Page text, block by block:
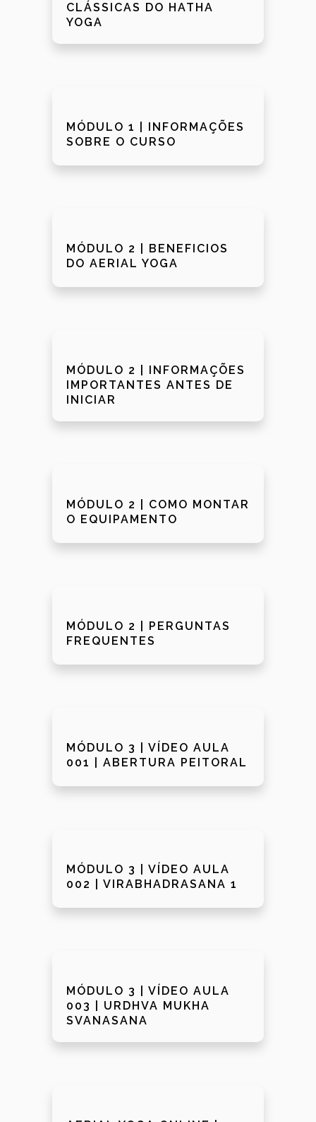
CLÁSSICAS DO HATHA
YOGA
MÓDULO 1 | INFORMAÇÕES
SOBRE O CURSO
MÓDULO 2 | BENEFICIOS
DO AERIAL YOGA
MÓDULO 2 | INFORMAÇÕES
IMPORTANTES ANTES DE
INICIAR
MÓDULO 2 | COMO MONTAR
O EQUIPAMENTO
MÓDULO 2 | PERGUNTAS
FREQUENTES
MÓDULO 3 | VÍDEO AULA
001 | ABERTURA PEITORAL
MÓDULO 3 | VÍDEO AULA
002 | VIRABHADRASANA 1
MÓDULO 3 | VÍDEO AULA
003 | URDHVA MUKHA
SVANASANA